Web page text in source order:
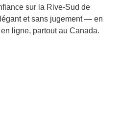
sur la Rive-Sud de
et sans jugement — en
ligne, partout au Canada.